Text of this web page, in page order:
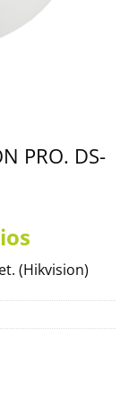
PRO. DS-
(Hikvision)